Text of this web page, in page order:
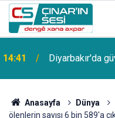
14:41 Diyarbakır'da
Anasayfa Dünya
ölenlerin sayısı 6 bin 589'a